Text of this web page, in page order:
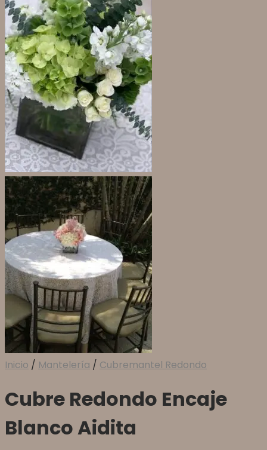
Inicio / Mantelería / Cubremantel Redondo
Cubre Redondo Encaje
Blanco Aidita